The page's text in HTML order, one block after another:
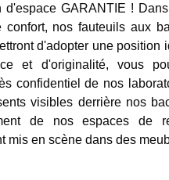
d'espace GARANTIE !
confort, nos fauteuils aux
d'adopter une position
et d'originalité, vous
confidentiel de nos
visibles derrière nos
de nos espaces de
mis en scène dans des